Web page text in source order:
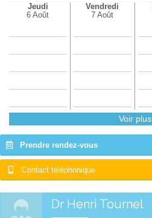
Jeudi
6 Août
Vendredi
7 Août
Voir plus
Prendre rendez-vous
Contact téléphonique
Dr Henri Tournel